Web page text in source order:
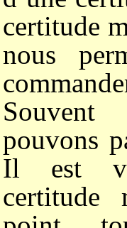
certitude
nous
pouvons
Il est
certitude